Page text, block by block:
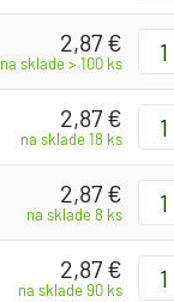
2,87 €
na sklade > 100 ks
2,87 €
na sklade 18 ks
2,87 €
na sklade 8 ks
2,87 €
na sklade 90 ks